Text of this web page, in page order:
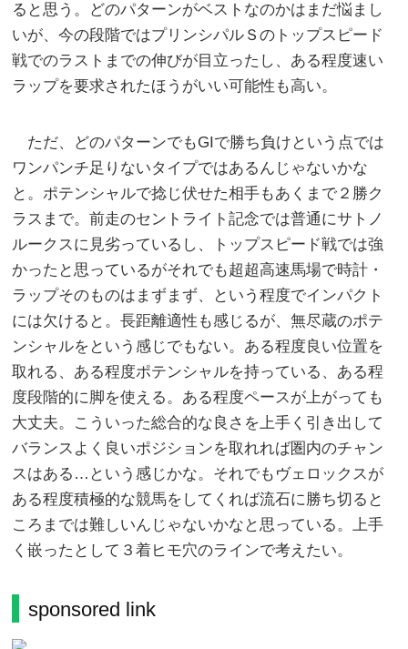
ると思う。どのパターンがベストなのかはまだ悩まし
いが、今の段階ではプリンシパルＳのトップスピード
戦でのラストまでの伸びが目立ったし、ある程度速い
ラップを要求されたほうがいい可能性も高い。
ただ、どのパターンでもGIで勝ち負けという点では
ワンパンチ足りないタイプではあるんじゃないかな
と。ポテンシャルで捻じ伏せた相手もあくまで２勝ク
ラスまで。前走のセントライト記念では普通にサトノ
ルークスに見劣っているし、トップスピード戦では強
かったと思っているがそれでも超超高速馬場で時計・
ラップそのものはまずまず、という程度でインパクト
には欠けると。長距離適性も感じるが、無尽蔵のポテ
ンシャルをという感じでもない。ある程度良い位置を
取れる、ある程度ポテンシャルを持っている、ある程
度段階的に脚を使える。ある程度ペースが上がっても
大丈夫。こういった総合的な良さを上手く引き出して
バランスよく良いポジションを取れれば圏内のチャン
スはある…という感じかな。それでもヴェロックスが
ある程度積極的な競馬をしてくれば流石に勝ち切ると
ころまでは難しいんじゃないかなと思っている。上手
く嵌ったとして３着ヒモ穴のラインで考えたい。
sponsored link